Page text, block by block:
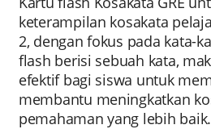
keterampilan kosakata
2, dengan fokus pada kata-
flash berisi sebuah kata,
efektif bagi siswa untuk
membantu meningkatkan
pemahaman yang lebih baik.